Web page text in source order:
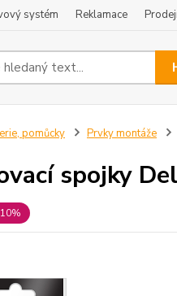
systém Reklamace
pomůcky Prvky montáže
spojky